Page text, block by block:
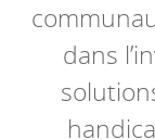
dans